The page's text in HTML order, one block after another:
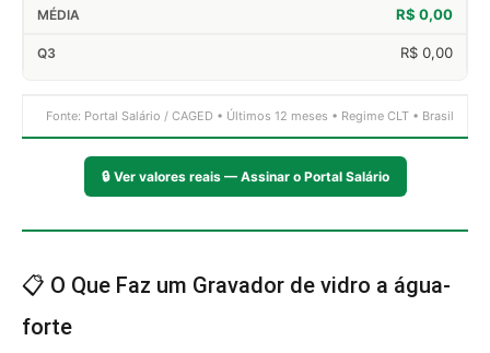
R$ 0,00
R$ 0,00
Fonte: Portal Salário / CAGED • Últimos 12 meses • Regime CLT • Brasil
🔒 Ver valores reais — Assinar o Portal Salário
📋 O Que Faz um Gravador de vidro a água-
forte